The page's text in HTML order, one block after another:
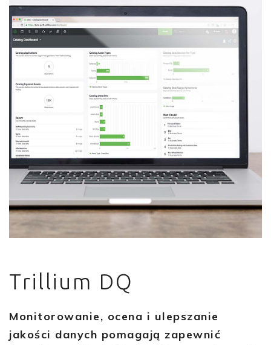
Trillium DQ
Monitorowanie, ocena i ulepszanie
jakości danych pomagają zapewnić